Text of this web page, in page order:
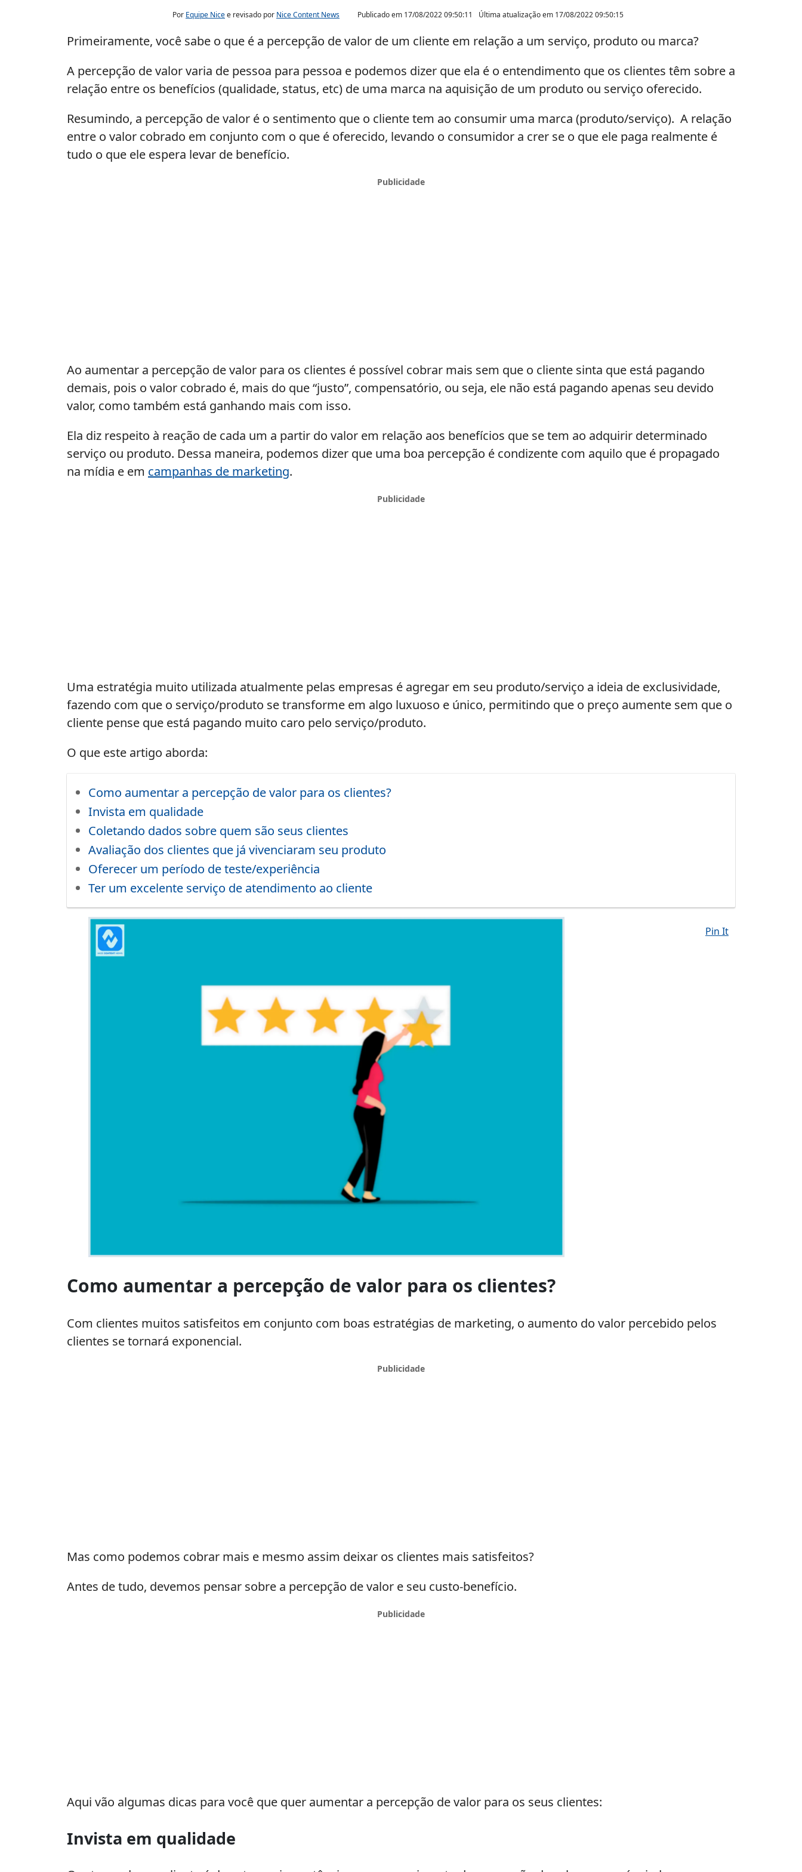
Por Equipe Nicee revisado por Nice Content News Publicado em 17/08/2022 09:50:11 Última atualização em 17/08/2022 09:50:15
Primeiramente, você sabe o que é a percepção de valor de um cliente em relação a um serviço, produto ou marca?
A percepção de valor varia de pessoa para pessoa e podemos dizer que ela é o entendimento que os clientes têm sobre a
relação entre os benefícios (qualidade, status, etc) de uma marca na aquisição de um produto ou serviço oferecido.
Resumindo, a percepção de valor é o sentimento que o cliente tem ao consumir uma marca (produto/serviço). A relação
entre o valor cobrado em conjunto com o que é oferecido, levando o consumidor a crer se o que ele paga realmente é
tudo o que ele espera levar de benefício.
Ao aumentar a percepção de valor para os clientes é possível cobrar mais sem que o cliente sinta que está pagando
demais, pois o valor cobrado é, mais do que “justo”, compensatório, ou seja, ele não está pagando apenas seu devido
valor, como também está ganhando mais com isso.
Ela diz respeito à reação de cada um a partir do valor em relação aos benefícios que se tem ao adquirir determinado
serviço ou produto. Dessa maneira, podemos dizer que uma boa percepção é condizente com aquilo que é propagado
na mídia e em campanhas de marketing.
Uma estratégia muito utilizada atualmente pelas empresas é agregar em seu produto/serviço a ideia de exclusividade,
fazendo com que o serviço/produto se transforme em algo luxuoso e único, permitindo que o preço aumente sem que o
cliente pense que está pagando muito caro pelo serviço/produto.
O que este artigo aborda:
Como aumentar a percepção de valor para os clientes?
Invista em qualidade
Coletando dados sobre quem são seus clientes
Avaliação dos clientes que já vivenciaram seu produto
Oferecer um período de teste/experiência
Ter um excelente serviço de atendimento ao cliente
de
uma
avaliando
uma
empresa
Pin It
Como aumentar a percepção de valor para os clientes?
Com clientes muitos satisfeitos em conjunto com boas estratégias de marketing, o aumento do valor percebido pelos
clientes se tornará exponencial.
Mas como podemos cobrar mais e mesmo assim deixar os clientes mais satisfeitos?
Antes de tudo, devemos pensar sobre a percepção de valor e seu custo-benefício.
Aqui vão algumas dicas para você que quer aumentar a percepção de valor para os seus clientes:
Invista em qualidade